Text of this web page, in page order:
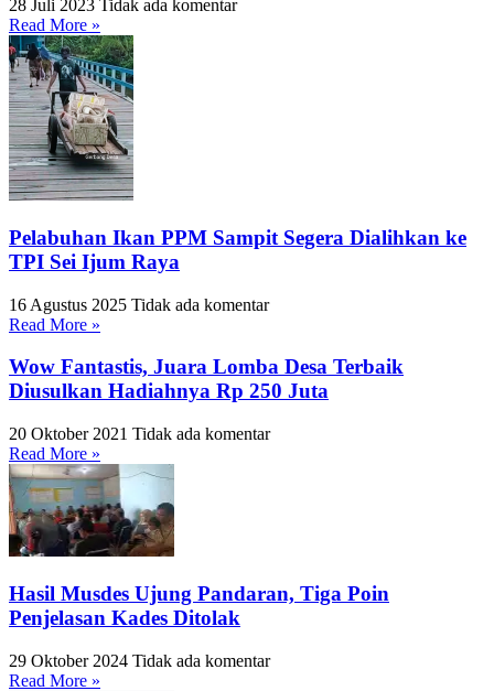
28 Juli 2023 Tidak ada komentar
Read More »
Pelabuhan Ikan PPM Sampit Segera Dialihkan ke
TPI Sei Ijum Raya
16 Agustus 2025 Tidak ada komentar
Read More »
Wow Fantastis, Juara Lomba Desa Terbaik
Diusulkan Hadiahnya Rp 250 Juta
20 Oktober 2021 Tidak ada komentar
Read More »
Hasil Musdes Ujung Pandaran, Tiga Poin
Penjelasan Kades Ditolak
29 Oktober 2024 Tidak ada komentar
Read More »